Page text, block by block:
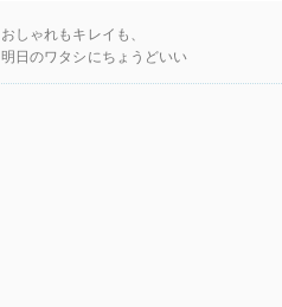
おしゃれもキレイも、
明日のワタシにちょうどいい